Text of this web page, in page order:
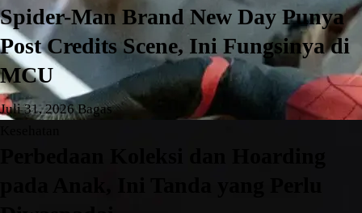
Spider-Man Brand New Day Punya
Post Credits Scene, Ini Fungsinya di
MCU
Juli 31, 2026Bagas